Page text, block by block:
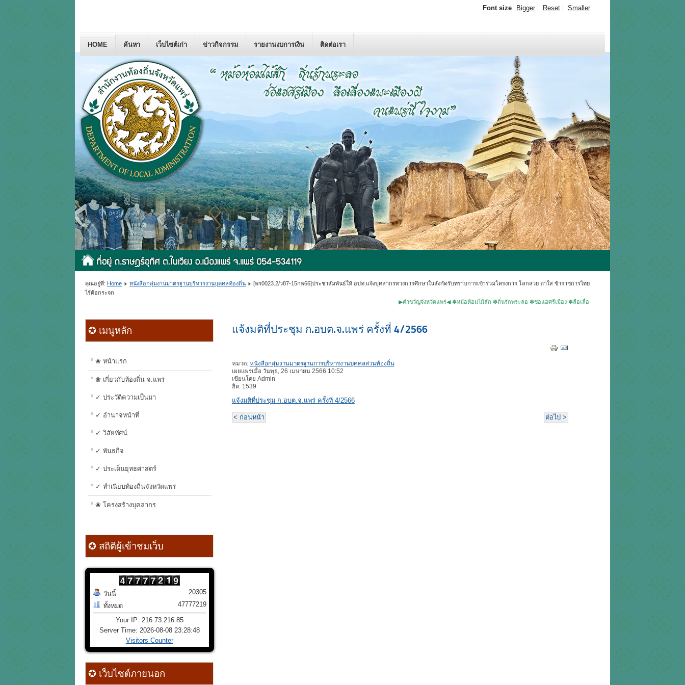
HOME ค้นหา เว็บไซต์เก่า ข่าวกิจกรรม รายงานงบการเงิน ติดต่อเรา
Font size Bigger Reset Smaller
คุณอยู่ที่: Home หนังสือกลุ่มงานมาตรฐานบริหารงานบุคคลท้องถิ่น
[พร0023.2/ว87-15กพ66]ประชาสัมพันธ์ให้ อปท.แจ้งบุคลากรทางการศึกษาในสังกัดรับทราบการเข้าร่วมโครงการ โลกสวย ตาใส ข้าราชการไทย
ไร้ต้อกระจก
▶คำขวัญจังหวัดแพร่◀ ✽หม้อห้อมไม้สัก ✽ถิ่นรักพระลอ ✽ช่อแฮศรีเมือง ✽ลือเลื่องแพะเมืองผี ✽คนแพร่นี้ใจงาม ▶ยินดีต้อนรับเข้าสู่
✪ เมนูหลัก
❀ หน้าแรก
❀ เกี่ยวกับท้องถิ่น จ.แพร่
✓ ประวัติความเป็นมา
✓ อำนาจหน้าที่
✓ วิสัยทัศน์
✓ พันธกิจ
✓ ประเด็นยุทธศาสตร์
✓ ทำเนียบท้องถิ่นจังหวัดแพร่
❀ โครงสร้างบุคลากร
✪ สถิติผู้เข้าชมเว็บ
วันนี้
ทั้งหมด
20305
47777219
Your IP: 216.73.216.85
Server Time: 2026-08-08 23:28:48
Visitors Counter
✪ เว็บไซต์ภายนอก
แจ้งมติที่ประชุม ก.อบต.จ.แพร่ ครั้งที่ 4/2566
หมวด: หนังสือกลุ่มงานมาตรฐานการบริหารงานบุคคลส่วนท้องถิ่น
เผยแพร่เมื่อ วันพุธ, 26 เมษายน 2566 10:52
เขียนโดย Admin
ฮิต: 1539
แจ้งมติที่ประชุม ก.อบต.จ.แพร่ ครั้งที่ 4/2566
< ก่อนหน้า ต่อไป >